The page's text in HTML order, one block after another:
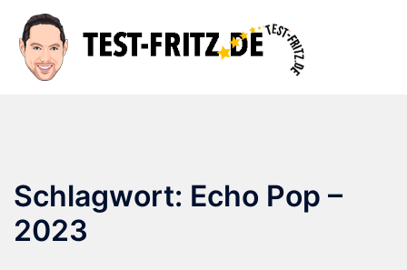
Inhalt
springen
Schlagwort: Echo Pop –
2023